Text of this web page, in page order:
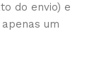
do envio) e
um